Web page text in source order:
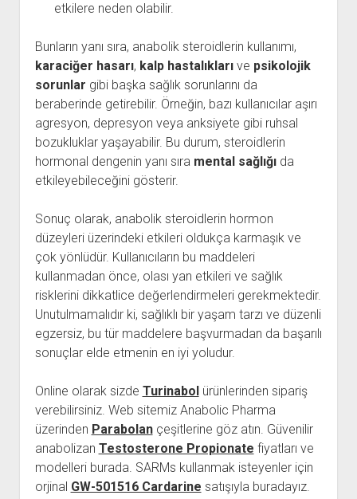
etkilere neden olabilir.
Bunların yanı sıra, anabolik steroidlerin kullanımı,
karaciğer hasarı, kalp hastalıklarıve psikolojik
sorunlar gibi başka sağlık sorunlarını da
beraberinde getirebilir. Örneğin, bazı kullanıcılar aşırı
agresyon, depresyon veya anksiyete gibi ruhsal
bozukluklar yaşayabilir. Bu durum, steroidlerin
hormonal dengenin yanı sıra mental sağlığıda
etkileyebileceğini gösterir.
Sonuç olarak, anabolik steroidlerin hormon
düzeyleri üzerindeki etkileri oldukça karmaşık ve
çok yönlüdür. Kullanıcıların bu maddeleri
kullanmadan önce, olası yan etkileri ve sağlık
risklerini dikkatlice değerlendirmeleri gerekmektedir.
Unutulmamalıdır ki, sağlıklı bir yaşam tarzı ve düzenli
egzersiz, bu tür maddelere başvurmadan da başarılı
sonuçlar elde etmenin en iyi yoludur.
Online olarak sizde Turinabolürünlerinden sipariş
verebilirsiniz. Web sitemiz Anabolic Pharma
üzerinden Parabolançeşitlerine göz atın. Güvenilir
anabolizan Testosterone Propionate fiyatları ve
modelleri burada. SARMs kullanmak isteyenler için
orjinal GW-501516 Cardarine satışıyla buradayız.